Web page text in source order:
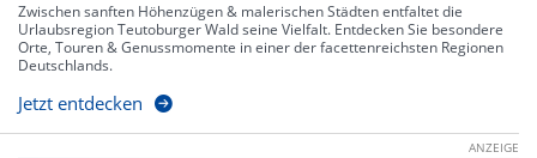
Zwischen sanften Höhenzügen & malerischen Städten entfaltet die
Urlaubsregion Teutoburger Wald seine Vielfalt. Entdecken Sie besondere
Orte, Touren & Genussmomente in einer der facettenreichsten Regionen
Deutschlands.
Jetzt entdecken
ANZEIGE